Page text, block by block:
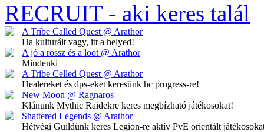
RECRUIT- aki keres talál
A Tribe Called Quest @ Arathor
Ha kulturált vagy, itt a helyed!
A jó a rossz és a loot @ Arathor
Mindenki
A Tribe Celled Quest @ Arathor
Healereket és dps-eket keresünk hc progress-re!
New Moon @ Ragnaros
Klánunk Mythic Raidekre keres megbízható játékosokat!
Shattered Legends @ Arathor
Hétvégi Guildünk keres Legion-re aktív PvE orientált